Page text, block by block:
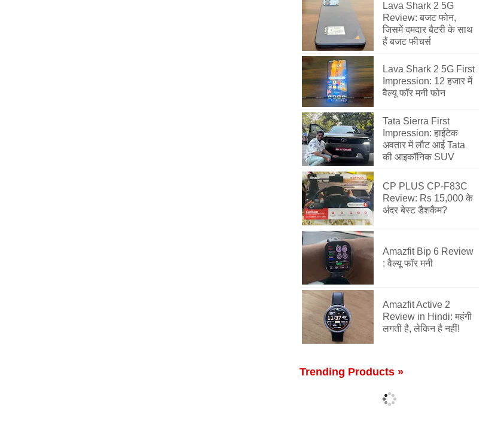
Lava Shark 2 5G
Review: बजट फोन,
जिसमें दमदार बैटरी के साथ
हैं बजट फीचर्स
Lava Shark 2 5G First
Impression: 12 हजार में
वैल्यू फॉर मनी फोन
Tata Sierra First
Impression: हाईटेक
अवतार में लौट आई Tata
की आइकॉनिक SUV
CP PLUS CP-F83C
Review: Rs 15,000 के
अंदर बेस्ट डैशकैम?
Amazfit Bip 6 Review
: वैल्यू फॉर मनी
Amazfit Active 2
Review in Hindi: महंगी
लगती है, लेकिन है नहीं!
Trending Products »